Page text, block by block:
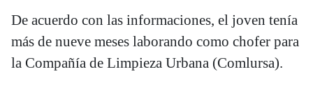
De acuerdo con las informaciones, el joven tenía
más de nueve meses laborando como chofer para
la Compañía de Limpieza Urbana (Comlursa).